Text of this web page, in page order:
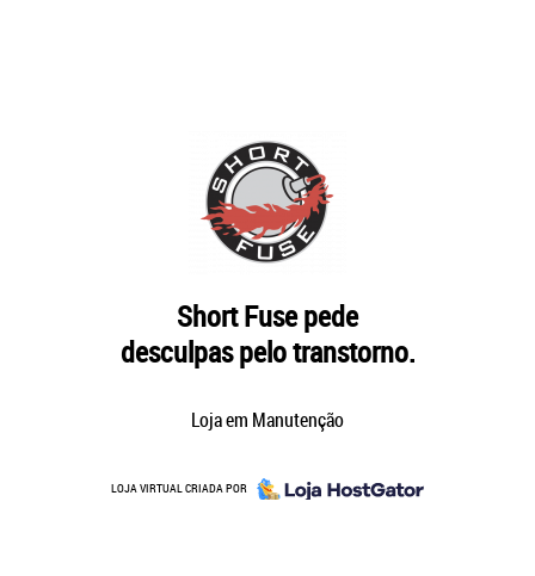
Short Fuse pede
desculpas pelo transtorno.
Loja em Manutenção
LOJA VIRTUAL CRIADA POR